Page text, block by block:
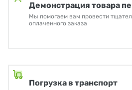
Демонстрация товара
Мы помогаем вам провести
оплаченного заказа
Погрузка в транспорт